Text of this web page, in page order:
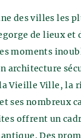
Liste de
E-shop
Blog
FAQ
des villes les
de lieux et
moments
architecture
Vieille Ville, la
ses nombreux
offrent un
Des
des bains
que tel a été
anciens Chinois et
également les
de la
du malt